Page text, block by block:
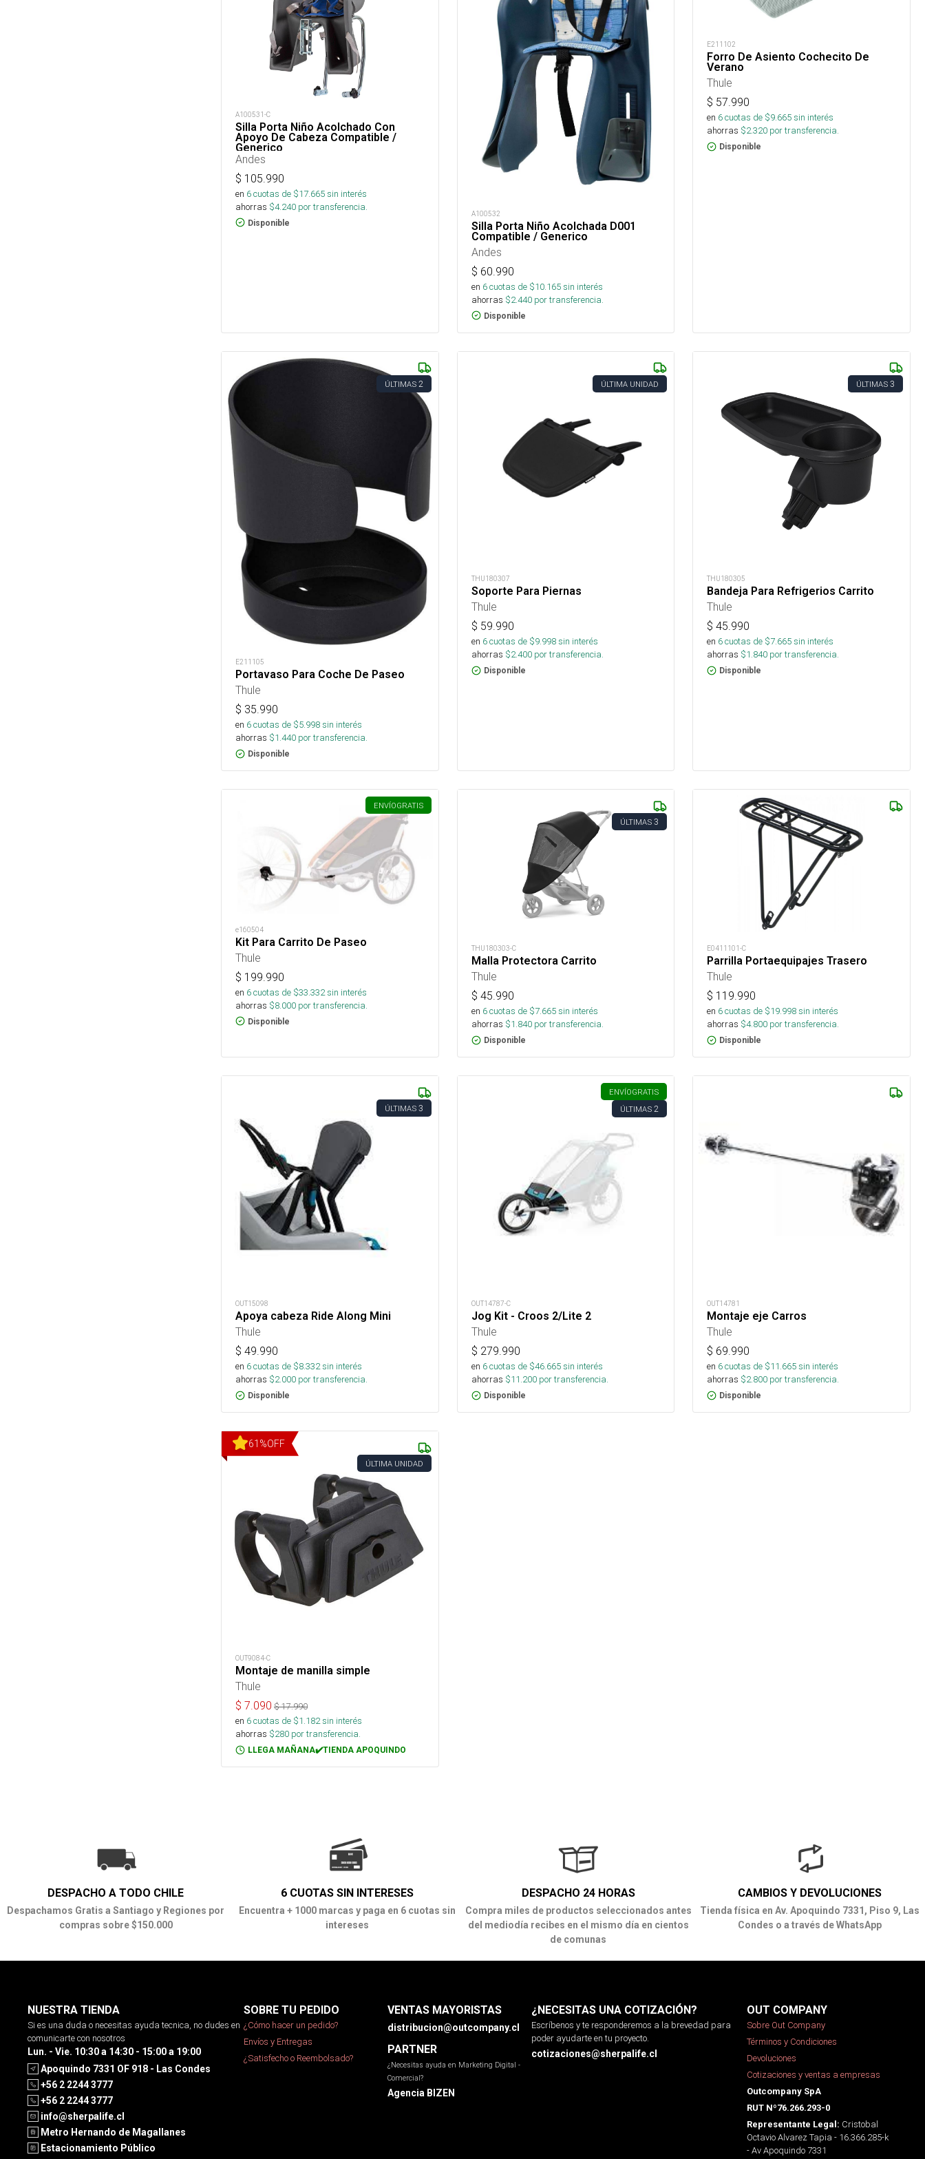
A100531-C
Silla Porta Niño Acolchado Con
Apoyo De Cabeza Compatible /
Generico
Andes
$ 105.990
en 6cuotas de $17.665sin interés
ahorras $4.240 por transferencia.
Disponible
A100532
Silla Porta Niño Acolchada D001
Compatible / Generico
Andes
$ 60.990
en 6cuotas de $10.165sin interés
ahorras $2.440por transferencia.
Disponible
E211102
Forro De Asiento Cochecito De
Verano
Thule
$ 57.990
en 6cuotas de $9.665sin interés
ahorras $2.320 por transferencia.
Disponible
ÚLTIMAS 2
E211105
Portavaso Para Coche De Paseo
Thule
$ 35.990
en 6cuotas de $5.998sin interés
ahorras $1.440 por transferencia.
Disponible
ÚLTIMA UNIDAD
THU180307
Soporte Para Piernas
Thule
$ 59.990
en 6cuotas de $9.998sin interés
ahorras $2.400por transferencia.
Disponible
ÚLTIMAS 3
THU180305
Bandeja Para Refrigerios Carrito
Thule
$45.990
en 6cuotas de $7.665sin interés
ahorras $1.840 por transferencia.
Disponible
ENVÍOGRATIS
e160504
Kit Para Carrito De Paseo
Thule
$ 199.990
en 6cuotas de $33.332sin interés
ahorras $8.000 por transferencia.
Disponible
ÚLTIMAS 3
THU180303-C
Malla Protectora Carrito
Thule
$ 45.990
en 6cuotas de $7.665sin interés
ahorras $1.840por transferencia.
Disponible
E0411101-C
Parrilla Portaequipajes Trasero
Thule
$ 119.990
en 6cuotas de $19.998sin interés
ahorras $4.800 por transferencia.
Disponible
ÚLTIMAS 3
OUT15098
Apoya cabeza Ride Along Mini
Thule
$ 49.990
en 6cuotas de $8.332sin interés
ahorras $2.000 por transferencia.
Disponible
ENVÍOGRATIS
ÚLTIMAS 2
OUT14787-C
Jog Kit - Croos 2/Lite 2
Thule
$ 279.990
en 6cuotas de $46.665sin interés
ahorras $11.200por transferencia.
Disponible
OUT14781
Montaje eje Carros
Thule
$ 69.990
en 6cuotas de $11.665sin interés
ahorras $2.800 por transferencia.
Disponible
61 %OFF
ÚLTIMA UNIDAD
OUT9084-C
Montaje de manilla simple
Thule
$ 7.090 $17.990
en 6cuotas de $1.182sin interés
ahorras $280 por transferencia.
LLEGA MAÑANA✔️TIENDA APOQUINDO
DESPACHO A TODO CHILE
Despachamos Gratis a Santiago y Regiones por
compras sobre $150.000
6 CUOTAS SIN INTERESES
Encuentra + 1000 marcas y paga en 6 cuotas sin
intereses
DESPACHO 24 HORAS
Compra miles de productos seleccionados antes
del mediodía recibes en el mismo día en cientos
de comunas
CAMBIOS Y DEVOLUCIONES
Tienda física en Av. Apoquindo 7331, Piso 9, Las
Condes o a través de WhatsApp
NUESTRA TIENDA
Si es una duda o necesitas ayuda tecnica, no dudes en
comunicarte con nosotros
Lun. - Vie. 10:30 a 14:30 - 15:00 a 19:00
Apoquindo 7331 OF 918 - Las Condes
+56 2 2244 3777
+56 2 2244 3777
info@sherpalife.cl
Metro Hernando de Magallanes
Estacionamiento Público
SOBRE TU PEDIDO
¿Cómo hacer un pedido?
Envíos y Entregas
¿Satisfecho o Reembolsado?
VENTAS MAYORISTAS
distribucion@outcompany.cl
PARTNER
¿Necesitas ayuda en Marketing Digital -
Comercial?
Agencia BIZEN
¿NECESITAS UNA COTIZACIÓN?
Escríbenos y te responderemos a la brevedad para
poder ayudarte en tu proyecto.
cotizaciones@sherpalife.cl
OUT COMPANY
Sobre Out Company
Términos y Condiciones
Devoluciones
Cotizaciones y ventas a empresas
Outcompany SpA
RUT Nº76.266.293-0
Representante Legal: Cristobal
Octavio Alvarez Tapia - 16.366.285-k
- Av Apoquindo 7331